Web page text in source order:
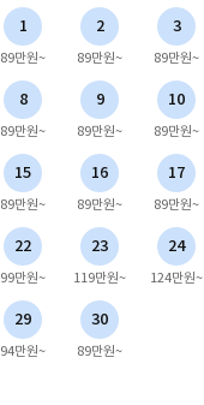
1
89만원~
2
89만원~
3
89만원~
8
89만원~
9
89만원~
10
89만원~
15
89만원~
16
89만원~
17
89만원~
22
99만원~
23
119만원~
24
124만원~
29
94만원~
30
89만원~